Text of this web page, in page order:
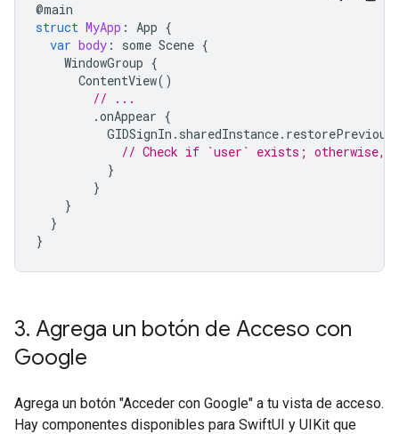
@main
struct MyApp : App {
var body : some Scene {
WindowGroup {
ContentView()
// ...
.onAppear {
GIDSignIn . sharedInstance.
// Check if `user` exists; otherwise,
}
}
}
}
}
3. Agrega un botón de Acceso con
Google
Agrega un botón "Acceder con Google" a tu vista de acceso.
Hay componentes disponibles para SwiftUI y UIKit que